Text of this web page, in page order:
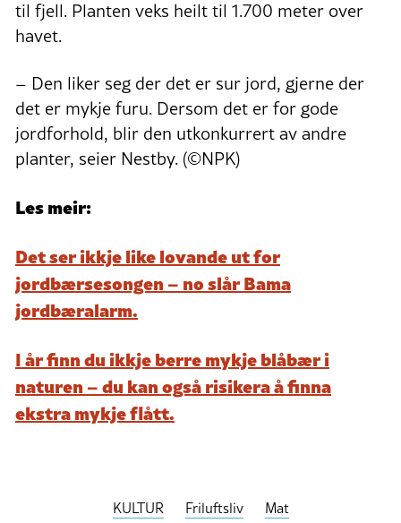
til fjell. Planten veks heilt til 1.700 meter over
havet.
– Den liker seg der det er sur jord, gjerne der
det er mykje furu. Dersom det er for gode
jordforhold, blir den utkonkurrert av andre
planter, seier Nestby. (©NPK)
Les meir:
Det ser ikkje like lovande ut for
jordbærsesongen – no slår Bama
jordbæralarm.
I år finn du ikkje berre mykje blåbær i
naturen – du kan også risikera å finna
ekstra mykje flått.
KULTUR Friluftsliv Mat